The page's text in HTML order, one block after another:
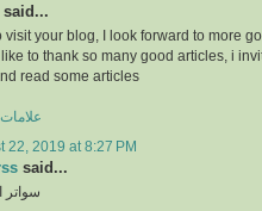
said...
visit your blog, I look forward to more
to thank so many good articles, i
read some articles
22, 2019 at 8:27 PM
said...
سواتر